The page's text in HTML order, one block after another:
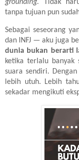
grounding.
Tidak
tanpa tujuan pun
Sebagai seseorang
dan INFJ — aku juga
dunia bukan berarti
ketika terlalu banyak
suara sendiri.
lebih utuh. Lebih
sekadar mengikuti